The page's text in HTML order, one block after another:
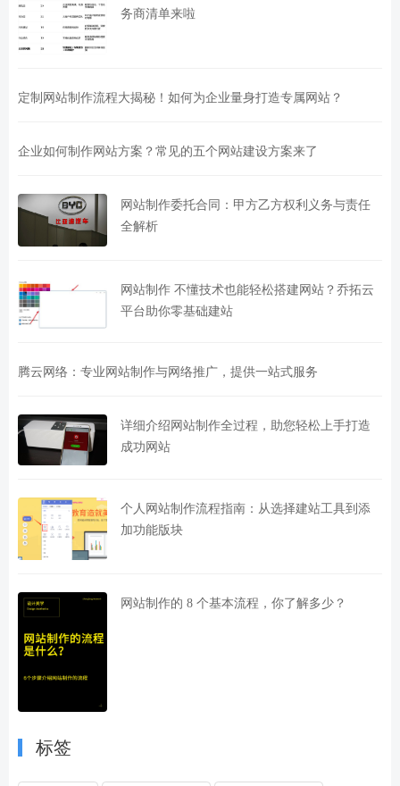
务商清单来啦
定制网站制作流程大揭秘！如何为企业量身打造专属网站？
企业如何制作网站方案？常见的五个网站建设方案来了
网站制作委托合同：甲方乙方权利义务与责任
全解析
网站制作 不懂技术也能轻松搭建网站？乔拓云
平台助你零基础建站
腾云网络：专业网站制作与网络推广，提供一站式服务
详细介绍网站制作全过程，助您轻松上手打造
成功网站
个人网站制作流程指南：从选择建站工具到添
加功能版块
网站制作的 8 个基本流程，你了解多少？
标签